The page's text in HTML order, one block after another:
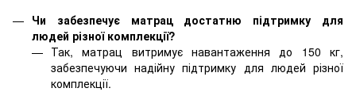
Чи забезпечує матрац достатню підтримку для
людей різної комплекції?
Так, матрац витримує навантаження до 150 кг,
забезпечуючи надійну підтримку для людей різної
комплекції.